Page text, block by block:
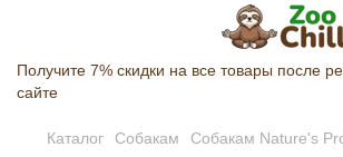
Получите 7% скидки на все товары после
сайте
Каталог Собакам Собакам Nature's